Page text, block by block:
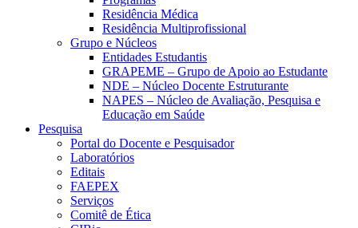
Residência Médica
Residência Multiprofissional
Grupo e Núcleos
Entidades Estudantis
GRAPEME – Grupo de Apoio ao Estudante
NDE – Núcleo Docente Estruturante
NAPES – Núcleo de Avaliação, Pesquisa e
Educação em Saúde
Pesquisa
Portal do Docente e Pesquisador
Laboratórios
Editais
FAEPEX
Serviços
Comitê de Ética